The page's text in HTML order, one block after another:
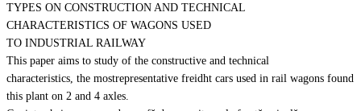
TYPES ON CONSTRUCTION AND TECHNICAL
CHARACTERISTICS OF WAGONS USED
TO INDUSTRIAL RAILWAY
This paper aims to study of the constructive and technical
characteristics, the mostrepresentative freidht cars used in rail wagons found
this plant on 2 and 4 axles.